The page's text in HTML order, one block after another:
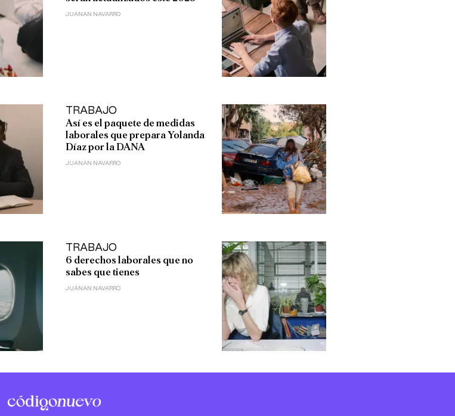
JUANAN NAVARRO
TRABAJO
Así es el paquete de medidas
laborales que prepara Yolanda
Díaz por la DANA
JUANAN NAVARRO
TRABAJO
6 derechos laborales que no
sabes que tienes
JUANAN NAVARRO